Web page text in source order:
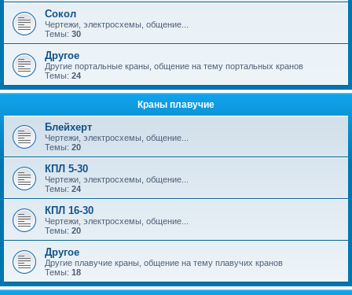
Сокол
Чертежи, электросхемы, общение...
Темы: 30
Другое
Другие портальные краны, общение на тему портальных кранов
Темы: 24
Краны плавучие
Блейхерт
Чертежи, электросхемы, общение...
Темы: 20
КПЛ 5-30
Чертежи, электросхемы, общение...
Темы: 24
КПЛ 16-30
Чертежи, электросхемы, общение...
Темы: 20
Другое
Другие плавучие краны, общение на тему плавучих кранов
Темы: 18